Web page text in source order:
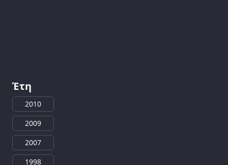
Έτη
2010
2009
2007
1998